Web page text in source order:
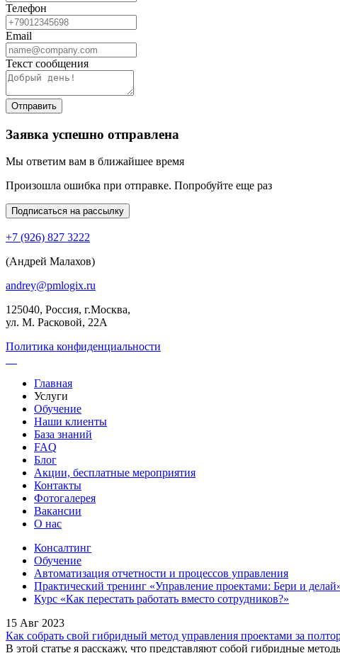
Телефон
Email
Текст сообщения
Отправить
Заявка успешно отправлена
Мы ответим вам в ближайшее время
Произошла ошибка при отправке. Попробуйте еще раз
Подписаться на рассылку
+7 (926) 827 3222
(Андрей Малахов)
andrey@pmlogix.ru
125040, Россия, г.Москва,
ул. М. Расковой, 22А
Политика конфиденциальности
Главная
Услуги
Обучение
Наши клиенты
База знаний
FAQ
Блог
Акции, бесплатные мероприятия
Контакты
Фотогалерея
Вакансии
О нас
Консалтинг
Обучение
Автоматизация отчетности и процессов управления
Практический тренинг «Управление проектами: Бери и
Курс «Как перестать работать вместо сотрудников?»
15 Авг 2023
Как собрать свой гибридный метод управления проектами за
В этой статье я расскажу, что представляют собой гибридные